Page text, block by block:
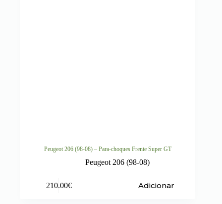
Peugeot 206 (98-08) – Para-choques Frente Super GT
Peugeot 206 (98-08)
210.00€ Adicionar